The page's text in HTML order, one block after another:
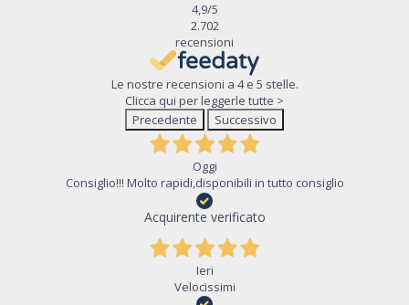
4,9/5
2.702
recensioni
Le nostre recensioni a 4 e 5 stelle.
Clicca qui per leggerle tutte >
Precedente
Successivo
Oggi
Consiglio!!! Molto rapidi,disponibili in tutto consiglio
Acquirente verificato
Ieri
Velocissimi